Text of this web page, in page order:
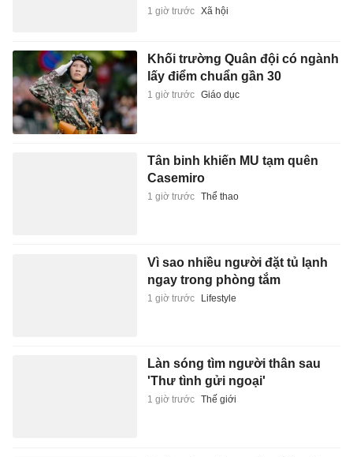
1 giờ trước Xã hội
Khối trường Quân đội có ngành
lấy điểm chuẩn gần 30
1 giờ trước Giáo dục
Tân binh khiến MU tạm quên
Casemiro
1 giờ trước Thể thao
Vì sao nhiều người đặt tủ lạnh
ngay trong phòng tắm
1 giờ trước Lifestyle
Làn sóng tìm người thân sau
'Thư tình gửi ngoại'
1 giờ trước Thế giới